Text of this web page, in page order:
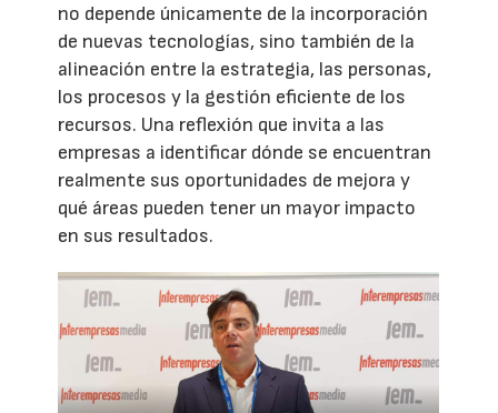
no depende únicamente de la incorporación
de nuevas tecnologías, sino también de la
alineación entre la estrategia, las personas,
los procesos y la gestión eficiente de los
recursos. Una reflexión que invita a las
empresas a identificar dónde se encuentran
realmente sus oportunidades de mejora y
qué áreas pueden tener un mayor impacto
en sus resultados.